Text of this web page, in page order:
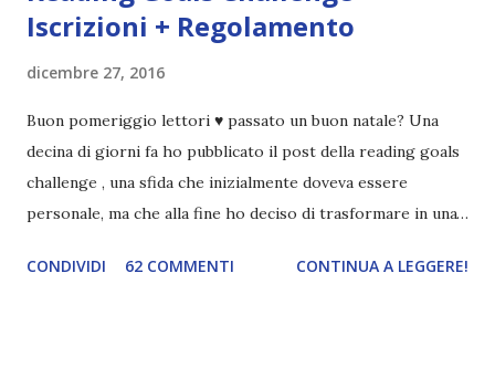
Iscrizioni + Regolamento
dicembre 27, 2016
Buon pomeriggio lettori ♥ passato un buon natale? Una
decina di giorni fa ho pubblicato il post della reading goals
challenge , una sfida che inizialmente doveva essere
personale, ma che alla fine ho deciso di trasformare in una
persone interessate. E quindi eccomi qui con il post delle
CONDIVIDI 62 COMMENTI CONTINUA A LEGGERE!